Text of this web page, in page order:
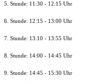
5. Stunde: 11:30 - 12:15 Uhr
6. Stunde: 12:15 - 13:00 Uhr
7. Stunde: 13:10 - 13:55 Uhr
8. Stunde: 14:00 - 14:45 Uhr
9. Stunde: 14:45 - 15:30 Uhr